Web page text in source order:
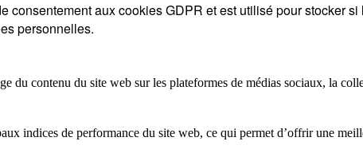
consentement aux cookies GDPR et est utilisé pour stocker
personnelles.
du contenu du site web sur les plateformes de médias sociaux, la
indices de performance du site web, ce qui permet d’offrir une